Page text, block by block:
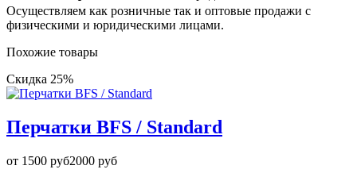
Осуществляем как розничные так и оптовые продажи с
физическими и юридическими лицами.
Похожие товары
Скидка 25%
Перчатки BFS / Standard
от 1500 руб2000 руб